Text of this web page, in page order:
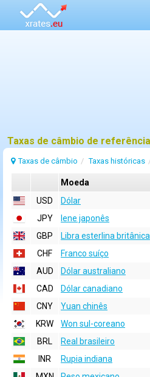
Taxas de câmbio Taxas históricas
Moeda
USD
Dólar
JPY
Iene japonês
GBP
Libra esterlina britânica
CHF
Franco suíço
AUD
Dólar australiano
CAD
Dólar canadiano
CNY
Yuan chinês
KRW
Won sul-coreano
BRL
Real brasileiro
INR
Rupia indiana